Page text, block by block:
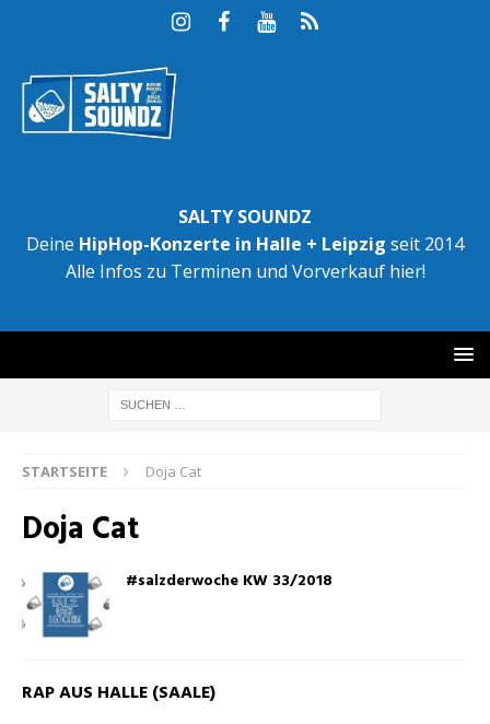
SALTY SOUNDZ
Deine HipHop-Konzerte in Halle + Leipzig seit 2014
Alle Infos zu Terminen und Vorverkauf hier!
STARTSEITE Doja Cat
Doja Cat
#salzderwoche KW 33/2018
RAP AUS HALLE (SAALE)